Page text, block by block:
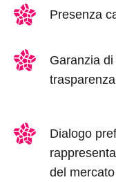
Presenza
Garanzia
Dialogo
del mercato